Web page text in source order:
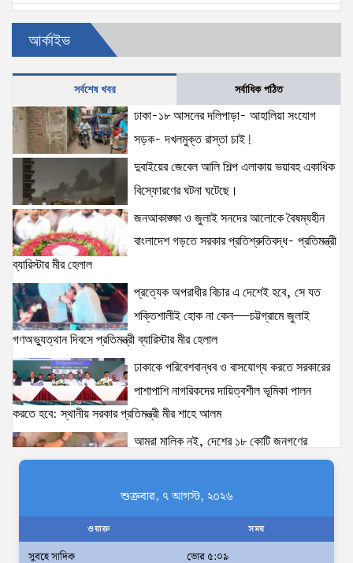
৫ আগস্টের স্মরণসভা সফল করতে প্রস্তুতি সভা অনুষ্ঠিত
17 views
দক্ষিণখানে সেই নারী চিকিৎসককে খুনের মামলায় গ্রেপ্তার তার
স্বামী সোহেল রানার দুই দিনের রিমান্ড আদালত
16 views posted on August 3, 2026
প্রধানমন্ত্রীর সঙ্গে মার্কিন বিশেষ দূতের বৈঠক: তারেক রহমানের
নেতৃত্ব ও বাংলাদেশের স্থিতিশীলতায় দৃঢ় আত্মবিশ্বাস
যুক্তরাষ্ট্রের: মাহ্দী আমিন
15 views
ঢাকাকে পরিবেশবান্ধব ও বাসযোগ্য করতে সরকারের পাশাপাশি
নাগরিকদের দায়িত্বশীল ভূমিকা পালন করতে হবে: স্থানীয় সরকার
প্রতিমন্ত্রী মীর শাহে আলম
15 views| posted on August 3, 2026
‘তরুণদের উৎসাহ দিলেন যুব ও ক্রীড়া প্রতিমন্ত্রী, এলজিআরডি
প্রতিমন্ত্রী, জনপ্রশাসন প্রতিমন্ত্রীসহ বগুড়ার সংসদ সদস্যরা’
13 views|posted on August 2, 2026
বহুসংস্কৃতি বিষয়ক সহকারী মন্ত্রীর সাক্ষাৎ
13 views|posted on August 3, 2026
আর্কাইভ
সর্বশেষ খবর সর্বাধিক পঠিত
ঢাকা-১৮ আসনের দলিপাড়া- আহালিয়া সংযোগ
সড়ক- দখলমুক্ত রাস্তা চাই!
দুবাইয়ের জেবেল আলি শিল্প এলাকায় ভয়াবহ একাধিক
বিস্ফোরণের ঘটনা ঘটেছে।
জনআকাঙ্ক্ষা ও জুলাই সনদের আলোকে বৈষম্যহীন
বাংলাদেশ গড়তে সরকার প্রতিশ্রুতিবদ্ধ- প্রতিমন্ত্রী
ব্যারিস্টার মীর হেলাল
প্রত্যেক অপরাধীর বিচার এ দেশেই হবে, সে যত
শক্তিশালীই হোক না কেন—চট্টগ্রামে জুলাই
গণঅভ্যুত্থান দিবসে প্রতিমন্ত্রী ব্যারিস্টার মীর হেলাল
ঢাকাকে পরিবেশবান্ধব ও বাসযোগ্য করতে সরকারের
পাশাপাশি নাগরিকদের দায়িত্বশীল ভূমিকা পালন
করতে হবে: স্থানীয় সরকার প্রতিমন্ত্রী মীর শাহে আলম
আমরা মালিক নই, দেশের ১৮ কোটি জনগণের
সেবক: ভূমি প্রতিমন্ত্রী ব্যারিস্টার মীর হেলাল
অহেতুক প্রকল্প নয়, পাহাড়িদের জীবনমান উন্নয়নে
বাস্তবভিত্তিক কার্যকর উদ্যোগ নেয়ার আহ্বান
পার্বত্য প্রতিমন্ত্রীর
শুক্রবার, ৭ আগস্ট, ২০২৬
ওয়াক্ত সময়
সুবহে সাদিক
ভোর ৫:০৯